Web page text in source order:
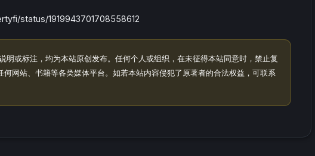
status/1919943701708558612
明或标注，均为本站原创发布。任何个人或组织，在未征得本站同意时，禁止复
网站、书籍等各类媒体平台。如若本站内容侵犯了原著者的合法权益，可联系